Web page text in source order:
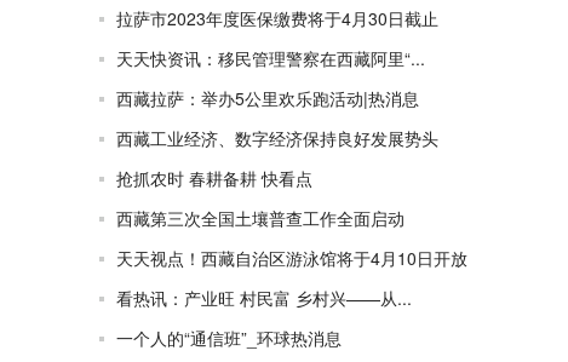
拉萨市2023年度医保缴费将于4月30日截止
天天快资讯：移民管理警察在西藏阿里“...
西藏拉萨：举办5公里欢乐跑活动|热消息
西藏工业经济、数字经济保持良好发展势头
抢抓农时 春耕备耕 快看点
西藏第三次全国土壤普查工作全面启动
天天视点！西藏自治区游泳馆将于4月10日开放
看热讯：产业旺 村民富 乡村兴——从...
一个人的“通信班”_环球热消息